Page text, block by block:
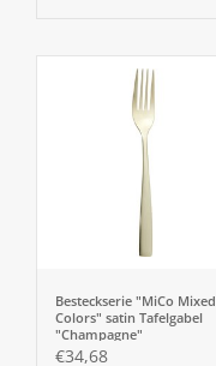
Besteckserie "MiCo Mixed
Colors" satin Tafelgabel
"Champagne"
€34,68